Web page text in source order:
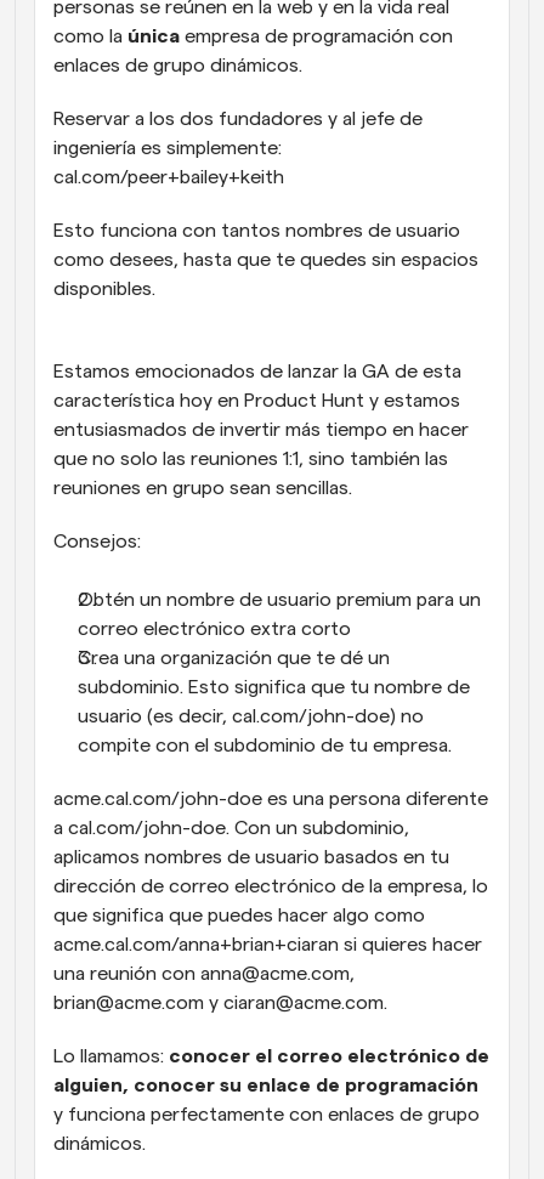
personas se reúnen en la web y en la vida real
como la única empresa de programación con
enlaces de grupo dinámicos.
Reservar a los dos fundadores y al jefe de
ingeniería es simplemente:
cal.com/peer+bailey+keith
Esto funciona con tantos nombres de usuario
como desees, hasta que te quedes sin espacios
disponibles.
Estamos emocionados de lanzar la GA de esta
característica hoy en Product Hunt y estamos
entusiasmados de invertir más tiempo en hacer
que no solo las reuniones 1:1, sino también las
reuniones en grupo sean sencillas.
Consejos:
Obtén un nombre de usuario premium para un
correo electrónico extra corto
Crea una organización que te dé un
subdominio. Esto significa que tu nombre de
usuario (es decir, cal.com/john-doe) no
compite con el subdominio de tu empresa.
acme.cal.com/john-doe es una persona diferente
a cal.com/john-doe. Con un subdominio,
aplicamos nombres de usuario basados en tu
dirección de correo electrónico de la empresa, lo
que significa que puedes hacer algo como
acme.cal.com/anna+brian+ciaran si quieres hacer
una reunión con anna@acme.com,
brian@acme.com y ciaran@acme.com.
Lo llamamos: conocer el correo electrónico de
alguien, conocer su enlace de programación
y funciona perfectamente con enlaces de grupo
dinámicos.